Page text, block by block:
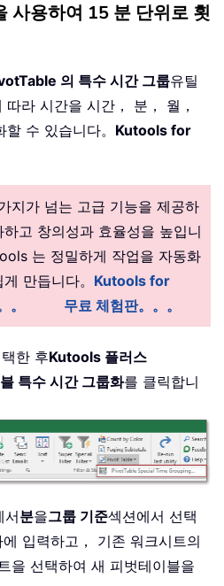
사용하여 15 분 단위로 횟
의 특수 시간 그룹유틸
라 시간을 시간， 분， 월，
수 있습니다。 Kutools for
지가 넘는 고급 기능을 제공하
고 창의성과 효율성을 높입니
는 정밀하게 작업을 자동화
만듭니다。 Kutools for
무료 체험판。。。
한 후Kutools 플러스
특수 시간 그룹화를 클릭합니
서분을그룹 기준섹션에서 선택
입력하고， 기존 워크시트의
을 선택하여 새 피벗테이블을